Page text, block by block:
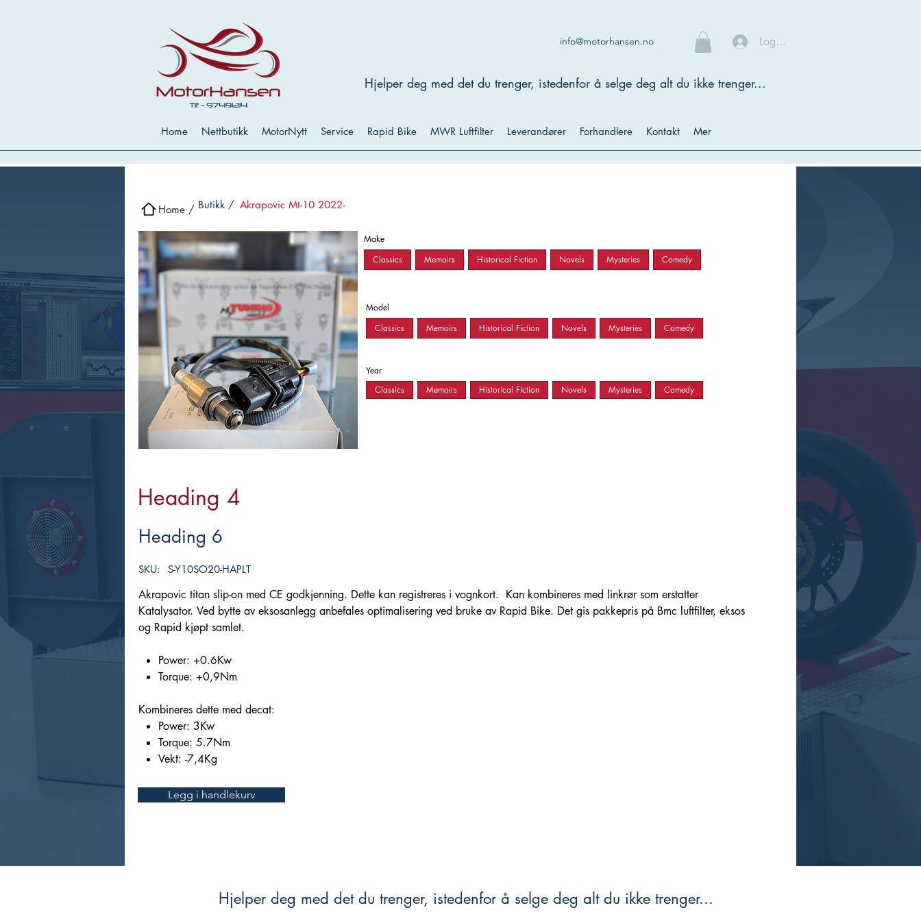
info@motorhansen.no Logg inn
Hjelper deg med det du trenger, istedenfor å selge deg alt du ikke trenger...
Home Nettbutikk MotorNytt Service Rapid Bike MWR Luftfilter Leverandører Forhandlere Kontakt Mer
Home / Butikk / Akrapovic Mt-10 2022-
Make
Classics
Memoirs Historical Fiction Novels Mysteries Comedy
Model
Classics
Memoirs Historical Fiction Novels Mysteries Comedy
Year
Classics
Memoirs Historical Fiction Novels Mysteries Comedy
Heading 4
Heading 6
SKU: S-Y10SO20-HAPLT
Akrapovic titan slip-on med CE godkjenning. Dette kan registreres i vognkort. Kan kombineres med linkrør som erstatter
Katalysator. Ved bytte av eksosanlegg anbefales optimalisering ved bruke av Rapid Bike. Det gis pakkepris på Bmc luftfilter, eksos
og Rapid kjøpt samlet.
Power: +0.6Kw
Torque: +0,9Nm
Kombineres dette med decat:
Power: 3Kw
Torque: 5.7Nm
Vekt: -7,4Kg
Legg i handlekurv
Hjelper deg med det du trenger, istedenfor å selge deg alt du ikke trenger...